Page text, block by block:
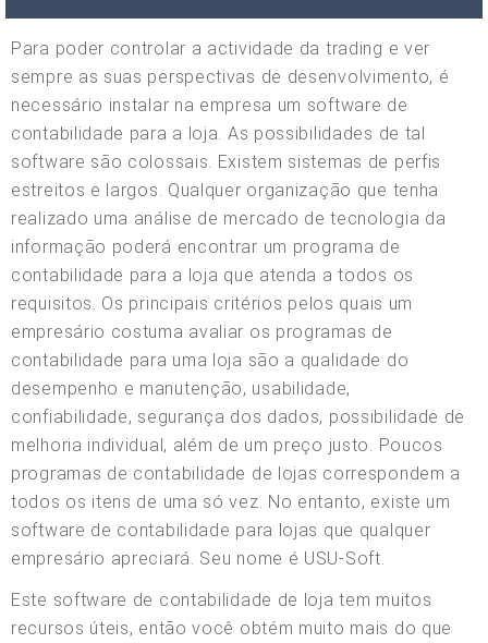
Para poder controlar a actividade da trading e ver
sempre as suas perspectivas de desenvolvimento, é
necessário instalar na empresa um software de
contabilidade para a loja. As possibilidades de tal
software são colossais. Existem sistemas de perfis
estreitos e largos. Qualquer organização que tenha
realizado uma análise de mercado de tecnologia da
informação poderá encontrar um programa de
contabilidade para a loja que atenda a todos os
requisitos. Os principais critérios pelos quais um
empresário costuma avaliar os programas de
contabilidade para uma loja são a qualidade do
desempenho e manutenção, usabilidade,
confiabilidade, segurança dos dados, possibilidade de
melhoria individual, além de um preço justo. Poucos
programas de contabilidade de lojas correspondem a
todos os itens de uma só vez. No entanto, existe um
software de contabilidade para lojas que qualquer
empresário apreciará. Seu nome é USU-Soft.
Este software de contabilidade de loja tem muitos
recursos úteis, então você obtém muito mais do que